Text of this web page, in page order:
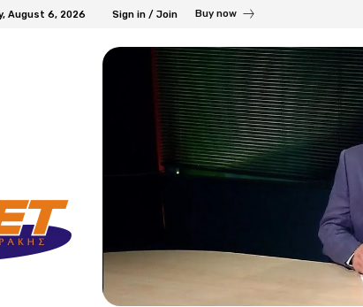
August 6, 2026 Sign in / Join Buy now